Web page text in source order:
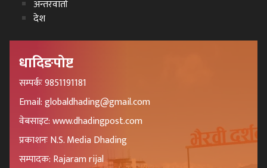
अन्तरवार्ता
देश
धादिङपोष्ट
सम्पर्कः 9851191181
Email: globaldhading@gmail.com
वेबसाइट: www.dhadingpost.com
प्रकाशनः N.S. Media Dhading
सम्पादक: Rajaram rijal